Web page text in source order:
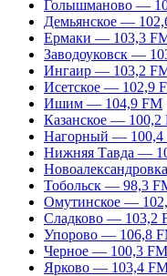
Голышманово —
Демьянское —
Ермаки — 103,3
Заводоуковск —
Ингаир — 103,2
Исетское — 102,9
Ишим — 104,9 FM
Казанское — 100,2
Нагорный — 100,4
Нижняя Тавда —
Тобольск — 98,3
Омутинское —
Сладково — 103,2
Упорово — 106,8
Черное — 100,3 FM
Ярково — 103,4